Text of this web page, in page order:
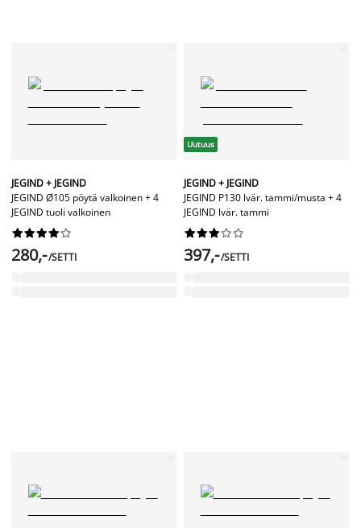
JEGIND + JEGIND
JEGIND Ø105 pöytä valkoinen + 4
JEGIND tuoli valkoinen






280,-/SETTI
Uutuus
JEGIND + JEGIND
JEGIND P130 lvär. tammi/musta + 4
JEGIND lvär. tammi






397,-/SETTI